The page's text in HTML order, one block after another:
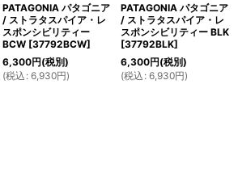
PATAGONIA パタゴニア
/ ストラタスパイア・レ
スポンシビリティー
BCW [37792BCW]
6,300円(税別)
(税込 : 6,930円)
PATAGONIA パタゴニア
/ ストラタスパイア・レ
スポンシビリティー BLK
[37792BLK]
6,300円(税別)
(税込 : 6,930円)